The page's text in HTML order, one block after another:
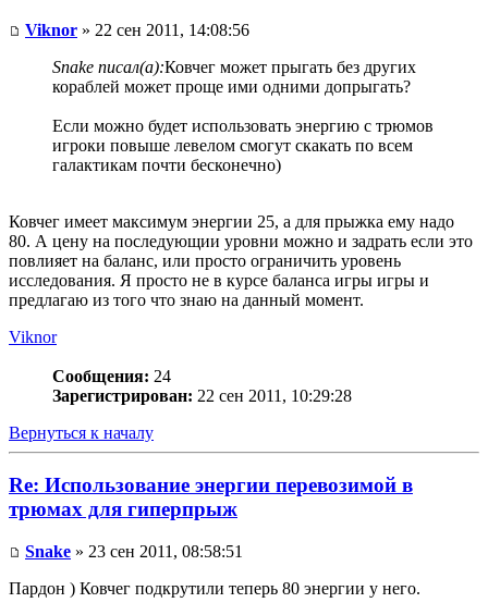
Viknor » 22 сен 2011, 14:08:56
Snake писал(а):Ковчег может прыгать без других
кораблей может проще ими одними допрыгать?
Если можно будет использовать энергию с трюмов
игроки повыше левелом смогут скакать по всем
галактикам почти бесконечно)
Ковчег имеет максимум энергии 25, а для прыжка ему надо
80. А цену на последующии уровни можно и задрать если это
повлияет на баланс, или просто ограничить уровень
исследования. Я просто не в курсе баланса игры игры и
предлагаю из того что знаю на данный момент.
Viknor
Сообщения: 24
Зарегистрирован: 22 сен 2011, 10:29:28
Вернуться к началу
Re: Использование энергии перевозимой в
трюмах для гиперпрыж
Snake » 23 сен 2011, 08:58:51
Пардон ) Ковчег подкрутили теперь 80 энергии у него.